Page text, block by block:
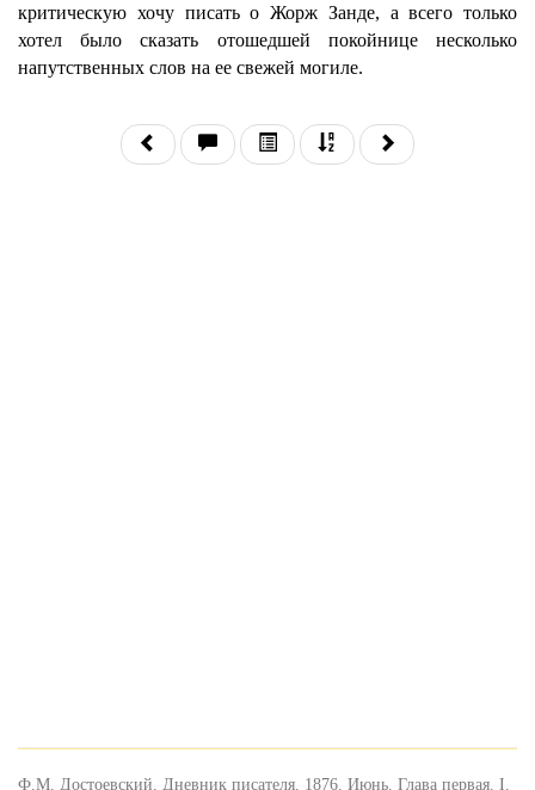
критическую хочу писать о Жорж Занде, а всего только
хотел было сказать отошедшей покойнице несколько
напутственных слов на ее свежей могиле.
Ф.М. Достоевский. Дневник писателя. 1876. Июнь. Глава первая. I.